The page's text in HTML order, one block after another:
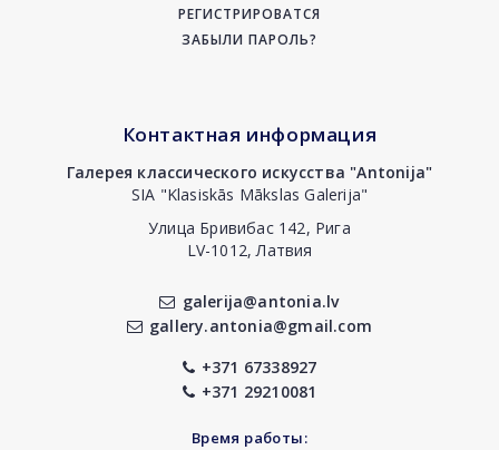
РЕГИСТРИРОВАТСЯ
ЗАБЫЛИ ПАРОЛЬ?
Контактная информация
Галерея классического искусства "Antonija"
SIA "Klasiskās Mākslas Galerija"
Улица Бривибас 142, Рига
LV-1012, Латвия
galerija@antonia.lv
gallery.antonia@gmail.com
+371 67338927
+371 29210081
Время работы: